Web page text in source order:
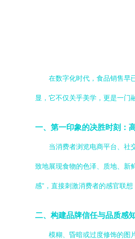
在数字化时代，食品销售早
显，它不仅关乎美学，更是一门
一、第一印象的决胜时刻：
当消费者浏览电商平台、社
致地展现食物的色泽、质地、
感”，直接刺激消费者的感官联想
二、构建品牌信任与品质感
模糊、昏暗或过度修饰的图